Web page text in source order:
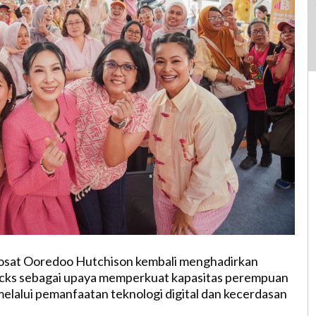
Ooredoo Hutchison kembali menghadirkan
sebagai upaya memperkuat kapasitas perempuan
pemanfaatan teknologi digital dan kecerdasan